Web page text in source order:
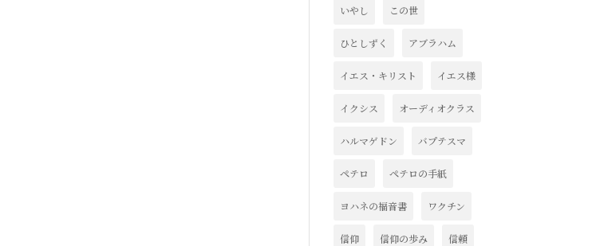
いやし この世
ひとしずく アブラハム
イエス・キリスト イエス様
イクシス オーディオクラス
ハルマゲドン バプテスマ
ペテロ ペテロの手紙
ヨハネの福音書 ワクチン
信仰 信仰の歩み 信頼